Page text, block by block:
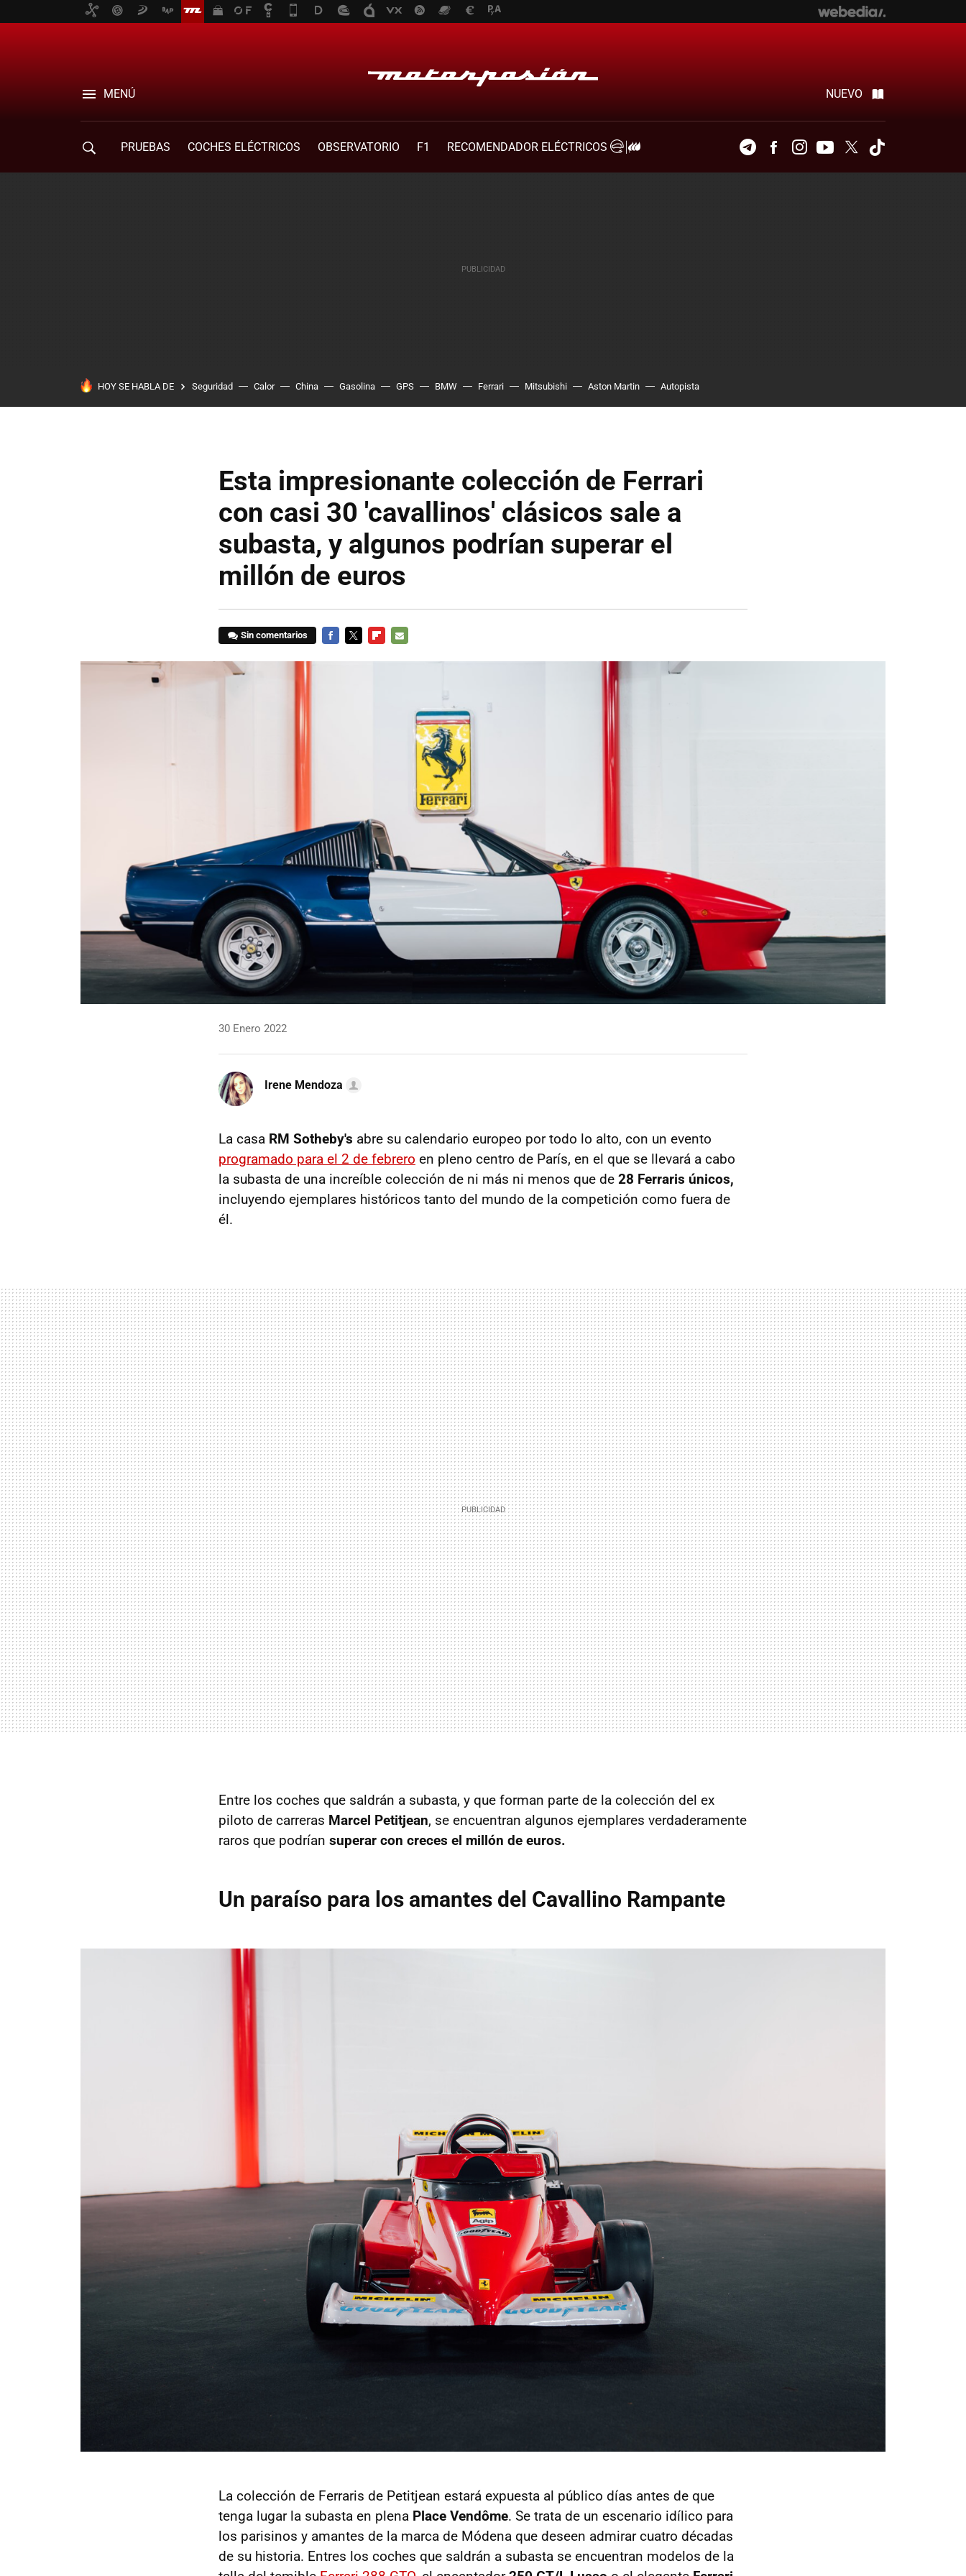
MENÚ NUEVO
PRUEBAS COCHES ELÉCTRICOS OBSERVATORIO F1
RECOMENDADOR ELÉCTRICOS
TelegramFacebookInstagramYoutubeTwitter
HOY SE HABLA DE Seguridad Calor China Gasolina GPS BMW Ferrari Mitsubishi Aston Martin Autopista
Esta impresionante colección de Ferrari
con casi 30 'cavallinos' clásicos sale a
subasta, y algunos podrían superar el
millón de euros
Sin comentarios
30 Enero 2022
Irene Mendoza
La casa RM Sotheby's abre su calendario europeo por todo lo alto, con un evento
programado para el 2 de febrero en pleno centro de París, en el que se llevará a cabo
la subasta de una increíble colección de ni más ni menos que de 28 Ferraris únicos,
incluyendo ejemplares históricos tanto del mundo de la competición como fuera de
él.
Entre los coches que saldrán a subasta, y que forman parte de la colección del ex
piloto de carreras Marcel Petitjean, se encuentran algunos ejemplares verdaderamente
raros que podrían superar con creces el millón de euros.
Un paraíso para los amantes del Cavallino Rampante
La colección de Ferraris de Petitjean estará expuesta al público días antes de que
tenga lugar la subasta en plena Place Vendôme. Se trata de un escenario idílico para
los parisinos y amantes de la marca de Módena que deseen admirar cuatro décadas
de su historia. Entres los coches que saldrán a subasta se encuentran modelos de la